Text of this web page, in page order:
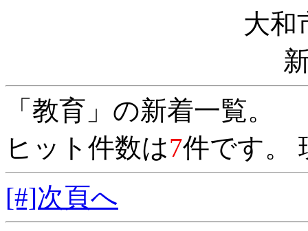
大和
「教育」の新着一覧。
ヒット件数は7件です。
[#]次頁へ